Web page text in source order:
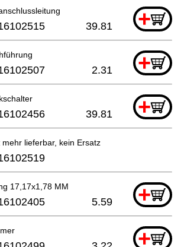
+
39.81
+
2.31
+
39.81
mehr lieferbar, kein Ersatz
17,17x1,78 MM +
5.59
+